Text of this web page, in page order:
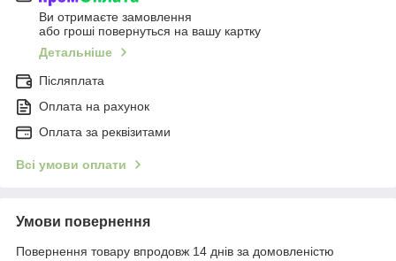
Ви отримаєте замовлення
або гроші повернуться на вашу картку
Детальніше
Післяплата
Оплата на рахунок
Оплата за реквізитами
Всі умови оплати
Умови повернення
Повернення товару впродовж 14 днів за домовленістю